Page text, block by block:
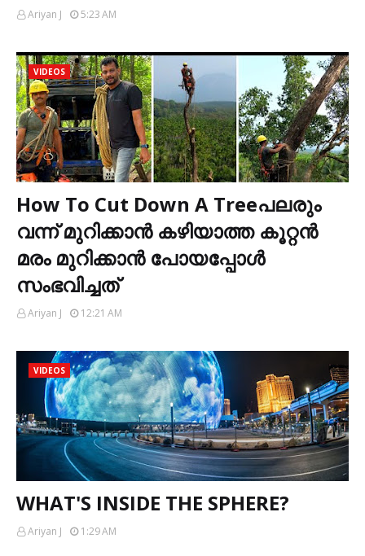
Ariyan J 5:23 AM
VIDEOS
How To Cut Down A Treeപലരും
വന്ന് മുറിക്കാൻ കഴിയാത്ത കൂറ്റൻ
മരം മുറിക്കാൻ പോയപ്പോൾ
സംഭവിച്ചത്
Ariyan J 12:21 AM
VIDEOS
WHAT'S INSIDE THE SPHERE?
Ariyan J 1:29 AM